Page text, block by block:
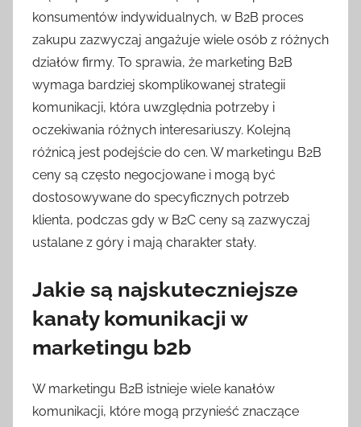
konsumentów indywidualnych, w B2B proces
zakupu zazwyczaj angażuje wiele osób z różnych
działów firmy. To sprawia, że marketing B2B
wymaga bardziej skomplikowanej strategii
komunikacji, która uwzględnia potrzeby i
oczekiwania różnych interesariuszy. Kolejną
różnicą jest podejście do cen. W marketingu B2B
ceny są często negocjowane i mogą być
dostosowywane do specyficznych potrzeb
klienta, podczas gdy w B2C ceny są zazwyczaj
ustalane z góry i mają charakter stały.
Jakie są najskuteczniejsze
kanały komunikacji w
marketingu b2b
W marketingu B2B istnieje wiele kanałów
komunikacji, które mogą przynieść znaczące